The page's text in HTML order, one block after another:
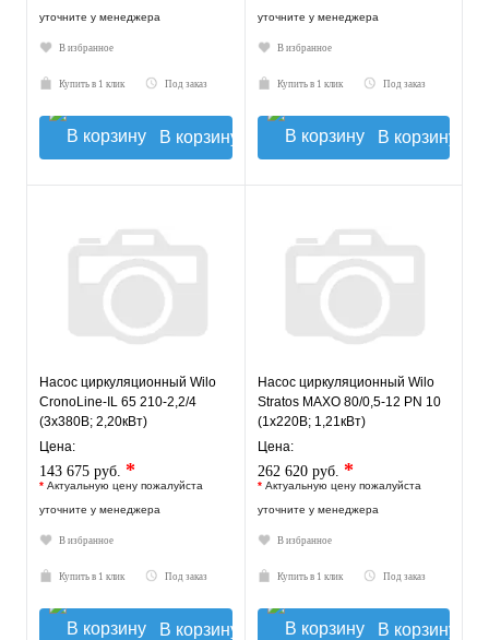
уточните у менеджера
В избранное
Купить в 1 клик Под заказ
В корзину
уточните у менеджера
В избранное
Купить в 1 клик Под заказ
В корзину
Насос циркуляционный Wilo
CronoLine-IL 65 210-2,2/4
(3х380В; 2,20кВт)
Цена:
143 675 руб. *
* Актуальную цену пожалуйста
уточните у менеджера
В избранное
Купить в 1 клик Под заказ
В корзину
Насос циркуляционный Wilo
Stratos MAXO 80/0,5-12 PN 10
(1х220В; 1,21кВт)
Цена:
262 620 руб. *
* Актуальную цену пожалуйста
уточните у менеджера
В избранное
Купить в 1 клик Под заказ
В корзину